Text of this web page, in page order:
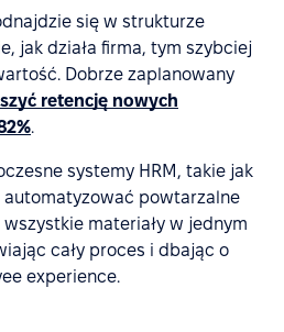
się w strukturze
jak działa firma, tym szybciej
Dobrze zaplanowany
retencję nowych
.
systemy HRM, takie jak
automatyzować powtarzalne
materiały w jednym
cały proces i dbając o
experience.